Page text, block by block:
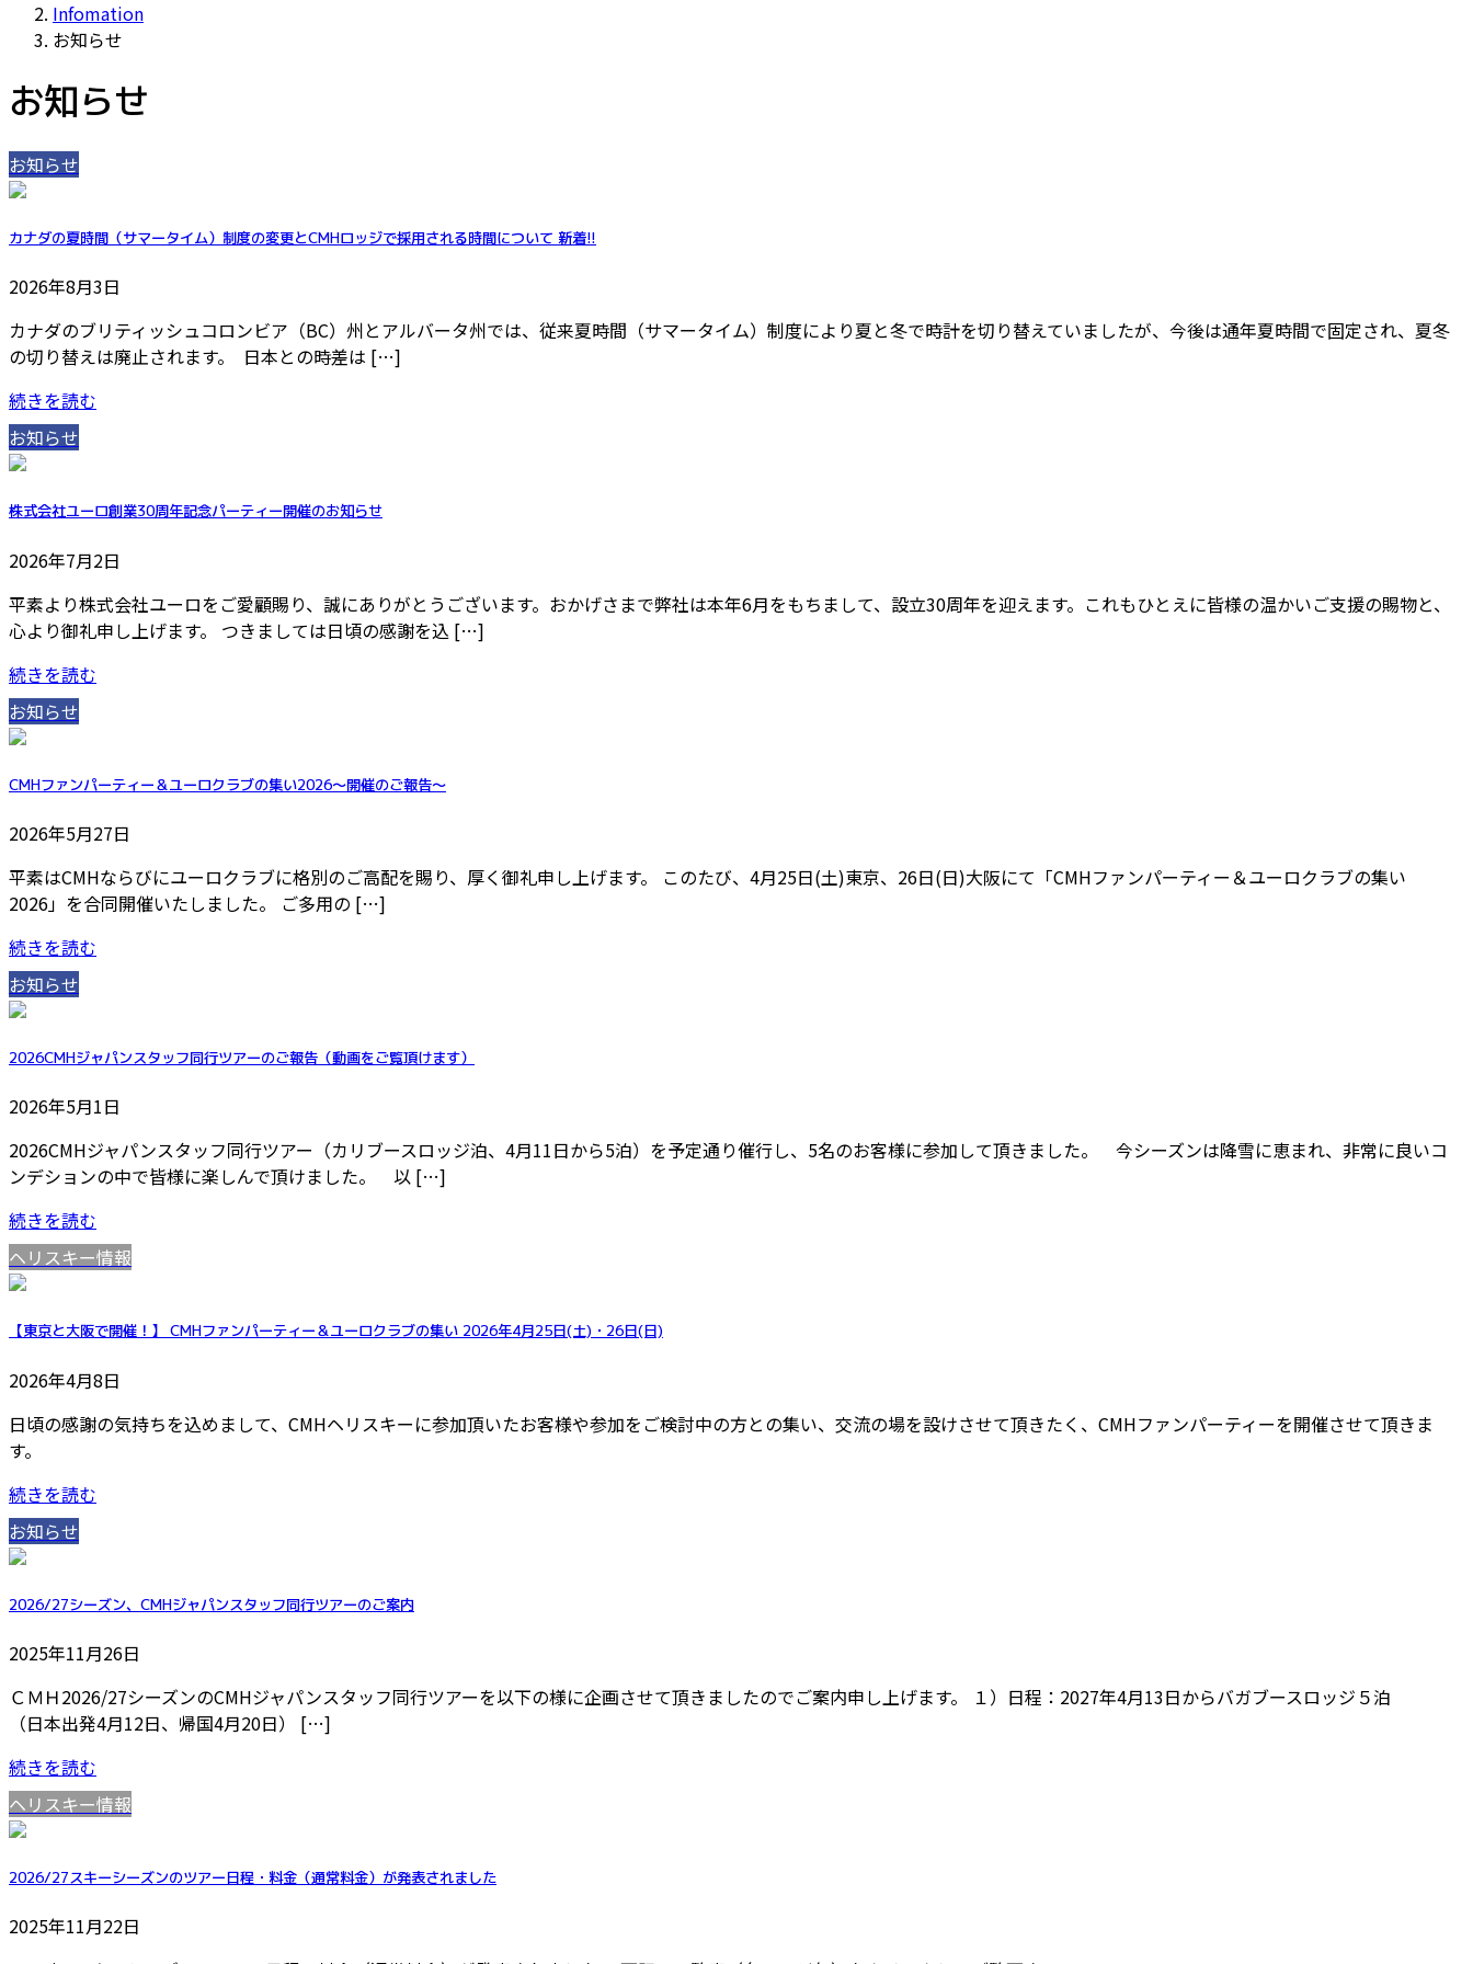
Infomation
お知らせ
お知らせ
お知らせ
カナダの夏時間（サマータイム）制度の変更とCMHロッジで採用される時間について 新着!!
2026年8月3日
カナダのブリティッシュコロンビア（BC）州とアルバータ州では、従来夏時間（サマータイム）制度により夏と冬で時計を切り替えていましたが、今後は通年夏時間で固定され、夏冬
の切り替えは廃止されます。 日本との時差は […]
続きを読む
お知らせ
株式会社ユーロ創業30周年記念パーティー開催のお知らせ
2026年7月2日
平素より株式会社ユーロをご愛顧賜り、誠にありがとうございます。おかげさまで弊社は本年6月をもちまして、設立30周年を迎えます。これもひとえに皆様の温かいご支援の賜物と、
心より御礼申し上げます。 つきましては日頃の感謝を込 […]
続きを読む
お知らせ
CMHファンパーティー＆ユーロクラブの集い2026～開催のご報告〜
2026年5月27日
平素はCMHならびにユーロクラブに格別のご高配を賜り、厚く御礼申し上げます。 このたび、4月25日(土)東京、26日(日)大阪にて「CMHファンパーティー＆ユーロクラブの集い
2026」を合同開催いたしました。 ご多用の […]
続きを読む
お知らせ
2026CMHジャパンスタッフ同行ツアーのご報告（動画をご覧頂けます）
2026年5月1日
2026CMHジャパンスタッフ同行ツアー（カリブースロッジ泊、4月11日から5泊）を予定通り催行し、5名のお客様に参加して頂きました。 今シーズンは降雪に恵まれ、非常に良いコ
ンデションの中で皆様に楽しんで頂けました。 以 […]
続きを読む
ヘリスキー情報
【東京と大阪で開催！】 CMHファンパーティー＆ユーロクラブの集い 2026年4月25日(土)・26日(日)
2026年4月8日
日頃の感謝の気持ちを込めまして、CMHヘリスキーに参加頂いたお客様や参加をご検討中の方との集い、交流の場を設けさせて頂きたく、CMHファンパーティーを開催させて頂きま
す。
続きを読む
お知らせ
2026/27シーズン、CMHジャパンスタッフ同行ツアーのご案内
2025年11月26日
ＣＭＨ2026/27シーズンのCMHジャパンスタッフ同行ツアーを以下の様に企画させて頂きましたのでご案内申し上げます。 １）日程：2027年4月13日からバガブースロッジ５泊
（日本出発4月12日、帰国4月20日） […]
続きを読む
ヘリスキー情報
2026/27スキーシーズンのツアー日程・料金（通常料金）が発表されました
2025年11月22日